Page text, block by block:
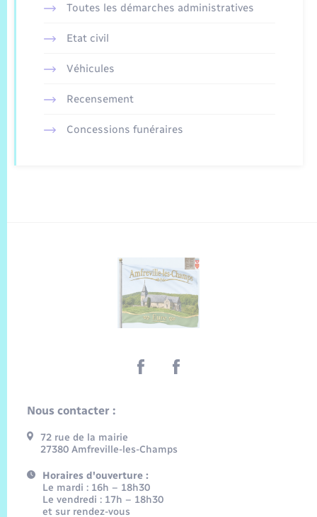
Toutes les démarches administratives
Etat civil
Véhicules
Recensement
Concessions funéraires
Nous contacter :
72 rue de la mairie
27380 Amfreville-les-Champs
Horaires d'ouverture :
Le mardi : 16h – 18h30
Le vendredi : 17h – 18h30
et sur rendez-vous